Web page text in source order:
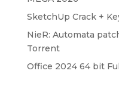
SketchUp Crack +
NieR: Automata
Torrent
Office 2024 64 bit